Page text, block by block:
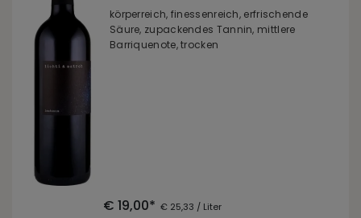
körperreich, finessenreich, erfrischende
Säure, zupackendes Tannin, mittlere
Barriquenote, trocken
€ 19,00* € 25,33 / Liter